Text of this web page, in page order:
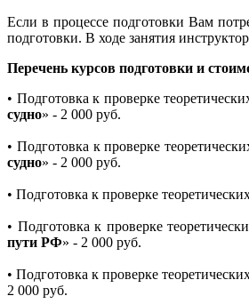
Если в процессе подготовки Вам
подготовки. В ходе занятия
Перечень курсов подготовки и
• Подготовка к проверке
судно» - 2 000 руб.
• Подготовка к проверке
судно» - 2 000 руб.
• Подготовка к проверке
• Подготовка к проверке
пути РФ» - 2 000 руб.
• Подготовка к проверке
2 000 руб.